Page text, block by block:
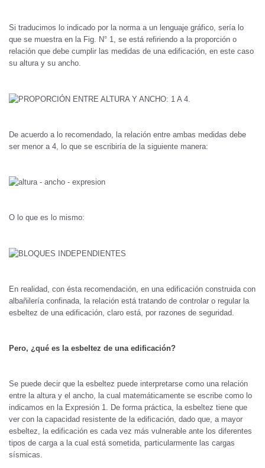
Si traducimos lo indicado por la norma a un lenguaje gráfico, sería lo
que se muestra en la Fig. N° 1, se está refiriendo a la proporción o
relación que debe cumplir las medidas de una edificación, en este caso
su altura y su ancho.
De acuerdo a lo recomendado, la relación entre ambas medidas debe
ser menor a 4, lo que se escribiría de la siguiente manera:
O lo que es lo mismo:
En realidad, con ésta recomendación, en una edificación construida con
albañilería confinada, la relación está tratando de controlar o regular la
esbeltez de una edificación, claro está, por razones de seguridad.
Pero, ¿qué es la esbeltez de una edificación?
Se puede decir que la esbeltez puede interpretarse como una relación
entre la altura y el ancho, la cual matemáticamente se escribe como lo
indicamos en la Expresión 1. De forma práctica, la esbeltez tiene que
ver con la capacidad resistente de la edificación, dado que, a mayor
esbeltez, la edificación es cada vez más vulnerable ante los diferentes
tipos de carga a la cual está sometida, particularmente las cargas
sísmicas.